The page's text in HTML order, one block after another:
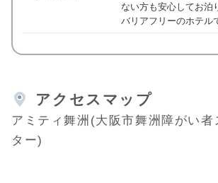
ない方も安心してお泊
バリアフリーのホテル
アクセスマップ
アミティ舞洲(大阪市舞洲障がい者
ター)